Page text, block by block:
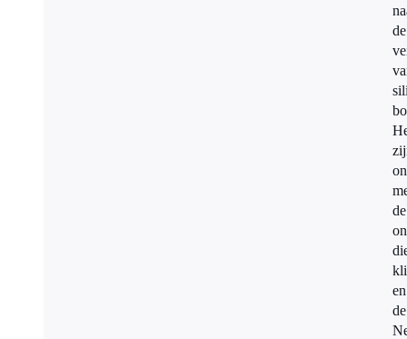
de
de
en
de